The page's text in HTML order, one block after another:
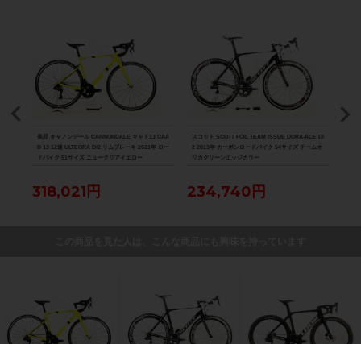
お品物到着の際は軽度の組付けや、調節・調整が必要となり、自転車組立の知
識が必要となります。予めご了承ください。
当店発行の販売証明書をお付けいたしますので、防犯登録の際にご利用下さ
商品コード
cpj-25122701-bi-003100488
美品 キャノンデール CANNONDALE キャド13 CAA
D 13 12速 ULTEGRA Di2 リムブレーキ 2021年 ロー
ドバイク 51サイズ ニュークリアイエロー
318,021円
スコット SCOTT FOIL TEAM ISSUE DURA-ACE Di
2 2013年 カーボンロードバイク 54サイズ チームオ
リカグリーンエッジカラー
234,740円